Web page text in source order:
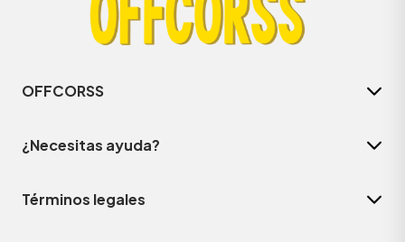
OFFCORSS
¿Necesitas ayuda?
Términos legales